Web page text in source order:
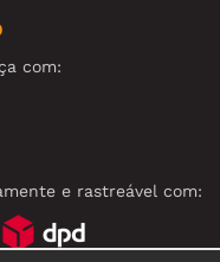
com:
e rastreável com: